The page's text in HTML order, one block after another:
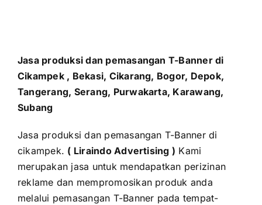
Jasa produksi dan pemasangan T-Banner di
Cikampek , Bekasi, Cikarang, Bogor, Depok,
Tangerang, Serang, Purwakarta, Karawang,
Subang
Jasa produksi dan pemasangan T-Banner di
cikampek. ( Liraindo Advertising ) Kami
merupakan jasa untuk mendapatkan perizinan
reklame dan mempromosikan produk anda
melalui pemasangan T-Banner pada tempat-